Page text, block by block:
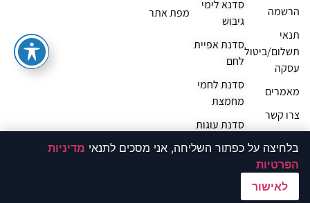
בלחיצה על כפתור השליחה, אני מסכים לתנאי מדיניות
הפרטיות
לאישור
הרשמה
תנאי
תשלום/ביטול
עסקה
מאמרים
צרו קשר
סדנא לימי
גיבוש
סדנת אפיית
לחם
סדנת לחמי
מחמצת
סדנת עוגות
מפת אתר
04-6728552